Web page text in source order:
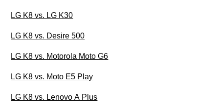
LG K8 vs. LG K30
LG K8 vs. Desire 500
LG K8 vs. Motorola Moto G6
LG K8 vs. Moto E5 Play
LG K8 vs. Lenovo A Plus